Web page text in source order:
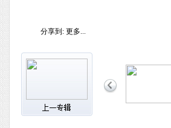
分享到: 更多...